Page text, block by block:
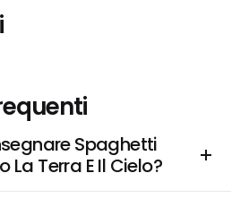
Spaghetti
La Terra E Il Cielo?